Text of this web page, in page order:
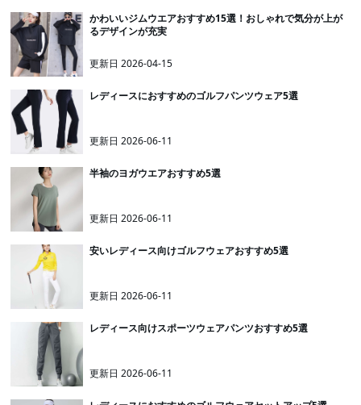
かわいいジムウエアおすすめ15選！おしゃれで気分が上が
るデザインが充実
更新日2026-04-15
レディースにおすすめのゴルフパンツウェア5選
更新日2026-06-11
半袖のヨガウエアおすすめ5選
更新日2026-06-11
安いレディース向けゴルフウェアおすすめ5選
更新日2026-06-11
レディース向けスポーツウェアパンツおすすめ5選
更新日2026-06-11